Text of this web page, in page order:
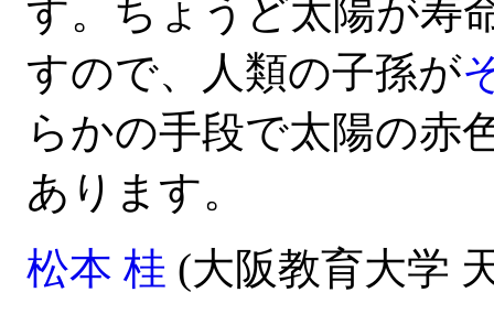
す。ちょうど太陽が寿
すので、人類の子孫が
らかの手段で太陽の赤
あります。
松本 桂 (大阪教育大学